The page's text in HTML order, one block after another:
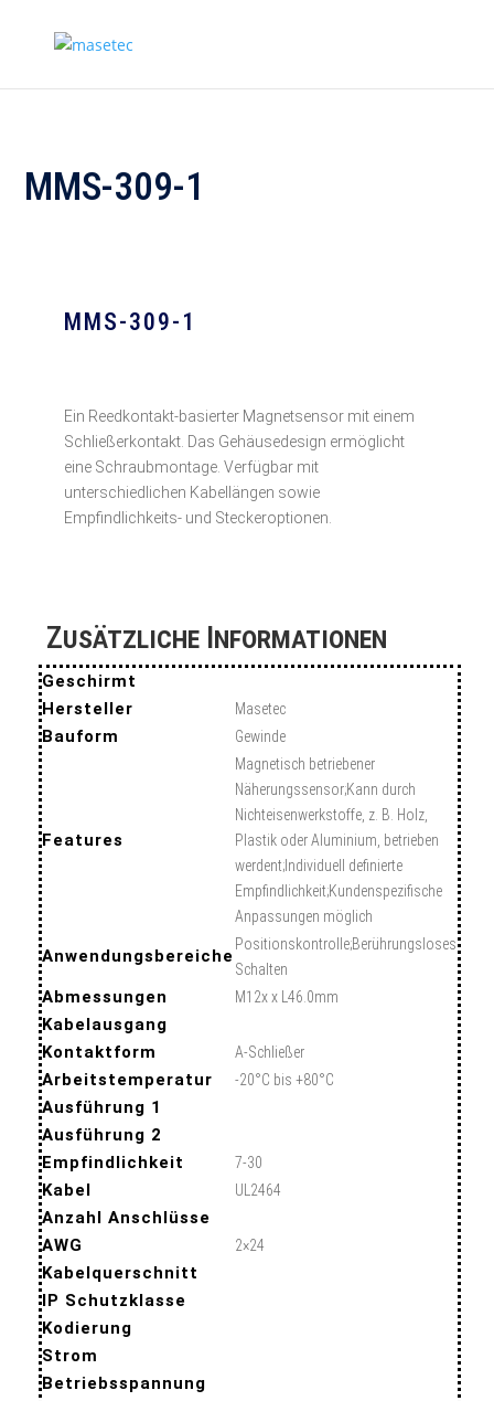
MMS-309-1
MMS-309-1
Ein Reedkontakt-basierter Magnetsensor mit einem
Schließerkontakt. Das Gehäusedesign ermöglicht
eine Schraubmontage. Verfügbar mit
unterschiedlichen Kabellängen sowie
Empfindlichkeits- und Steckeroptionen.
Zusätzliche Informationen
Geschirmt
Hersteller
Masetec
Bauform Gewinde
Features
Magnetisch betriebener
Näherungssensor;Kann durch
Nichteisenwerkstoffe, z. B. Holz,
Plastik oder Aluminium, betrieben
werdent;Individuell definierte
Empfindlichkeit;Kundenspezifische
Anpassungen möglich
Anwendungsbereiche
Positionskontrolle;Berührungsloses
Schalten
Abmessungen M12x x L46.0mm
Kabelausgang
Kontaktform
A-Schließer
Arbeitstemperatur -20°C bis +80°C
Ausführung 1
Ausführung 2
Empfindlichkeit
7-30
Kabel UL2464
Anzahl Anschlüsse
AWG
2×24
Kabelquerschnitt
IP Schutzklasse
Kodierung
Strom
Betriebsspannung